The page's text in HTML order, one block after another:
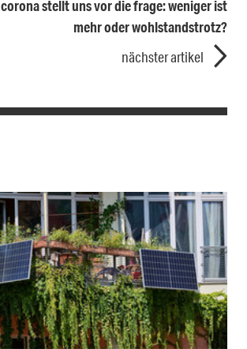
corona stellt uns vor die frage: weniger ist
mehr oder wohlstandstrotz?
nächster artikel